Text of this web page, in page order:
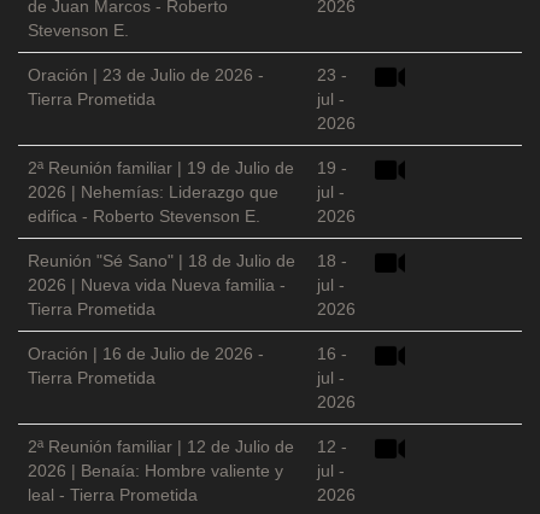
de Juan Marcos - Roberto
Stevenson E.
2026
Oración | 23 de Julio de 2026 -
Tierra Prometida
23 -
jul -
2026
2ª Reunión familiar | 19 de Julio de
2026 | Nehemías: Liderazgo que
edifica - Roberto Stevenson E.
19 -
jul -
2026
Reunión "Sé Sano" | 18 de Julio de
2026 | Nueva vida Nueva familia -
Tierra Prometida
18 -
jul -
2026
Oración | 16 de Julio de 2026 -
Tierra Prometida
16 -
jul -
2026
2ª Reunión familiar | 12 de Julio de
2026 | Benaía: Hombre valiente y
leal - Tierra Prometida
12 -
jul -
2026